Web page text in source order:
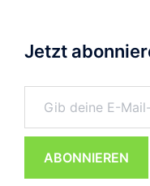
Jetzt
Gib deine E-Mail-Adresse ein ...
ABONNIEREN